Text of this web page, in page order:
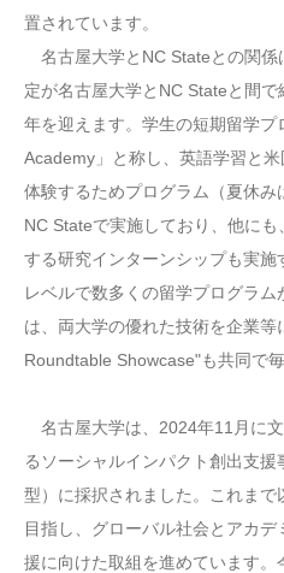
置されています。
名古屋大学とNC Stateとの関係
定が名古屋大学とNC Stateと間
年を迎えます。学生の短期留学
Academy」と称し、英語学習と
体験するためプログラム（夏休
NC Stateで実施しており、他に
する研究インターンシップも実
レベルで数多くの留学プログラ
は、両大学の優れた技術を企業等
Roundtable Showcase"も共同で
名古屋大学は、2024年11月に
るソーシャルインパクト創出支
型）に採択されました。これま
目指し、グローバル社会とアカ
援に向けた取組を進めています